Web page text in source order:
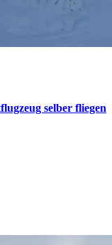
selber fliegen